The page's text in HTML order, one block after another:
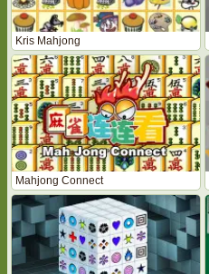
Kris Mahjong
Mahjong Connect